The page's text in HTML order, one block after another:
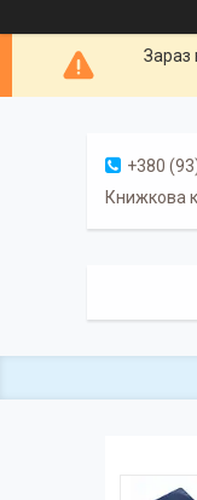
Зараз
+380
Книжкова